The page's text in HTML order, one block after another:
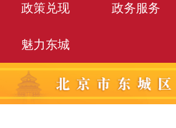
政策兑现 政务服务
魅力东城